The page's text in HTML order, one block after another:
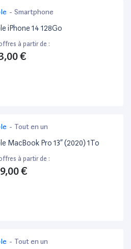
- Smartphone
iPhone 14 128Go
à partir de :
€
- Tout en un
MacBook Pro 13” (2020) 1To
à partir de :
€
- Tout en un